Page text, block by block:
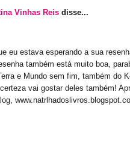
Vinhas Reis disse...
eu estava esperando a sua
também está muito boa,
e Mundo sem fim, também do
vai gostar deles também!